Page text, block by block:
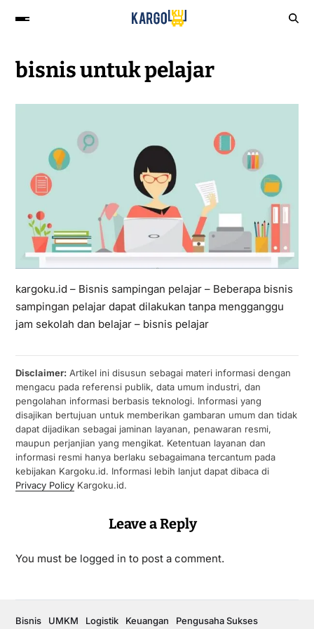
bisnis untuk pelajar
kargoku.id – Bisnis sampingan pelajar – Beberapa bisnis
sampingan pelajar dapat dilakukan tanpa mengganggu
jam sekolah dan belajar – bisnis pelajar
Disclaimer:Artikel ini disusun sebagai materi informasi dengan
mengacu pada referensi publik, data umum industri, dan
pengolahan informasi berbasis teknologi. Informasi yang
disajikan bertujuan untuk memberikan gambaran umum dan tidak
dapat dijadikan sebagai jaminan layanan, penawaran resmi,
maupun perjanjian yang mengikat. Ketentuan layanan dan
informasi resmi hanya berlaku sebagaimana tercantum pada
kebijakan Kargoku.id. Informasi lebih lanjut dapat dibaca di
Privacy PolicyKargoku.id.
Leave a Reply
You must be logged in to post a comment.
Bisnis UMKM Logistik Keuangan Pengusaha Sukses